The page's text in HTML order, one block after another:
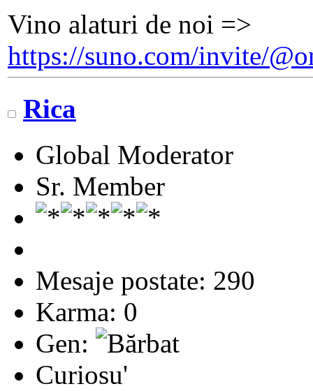
Vino alaturi de noi =>
https://suno.com/invite/
Rica
Global Moderator
Sr. Member
Mesaje postate: 290
Karma: 0
Gen:
Curiosu'